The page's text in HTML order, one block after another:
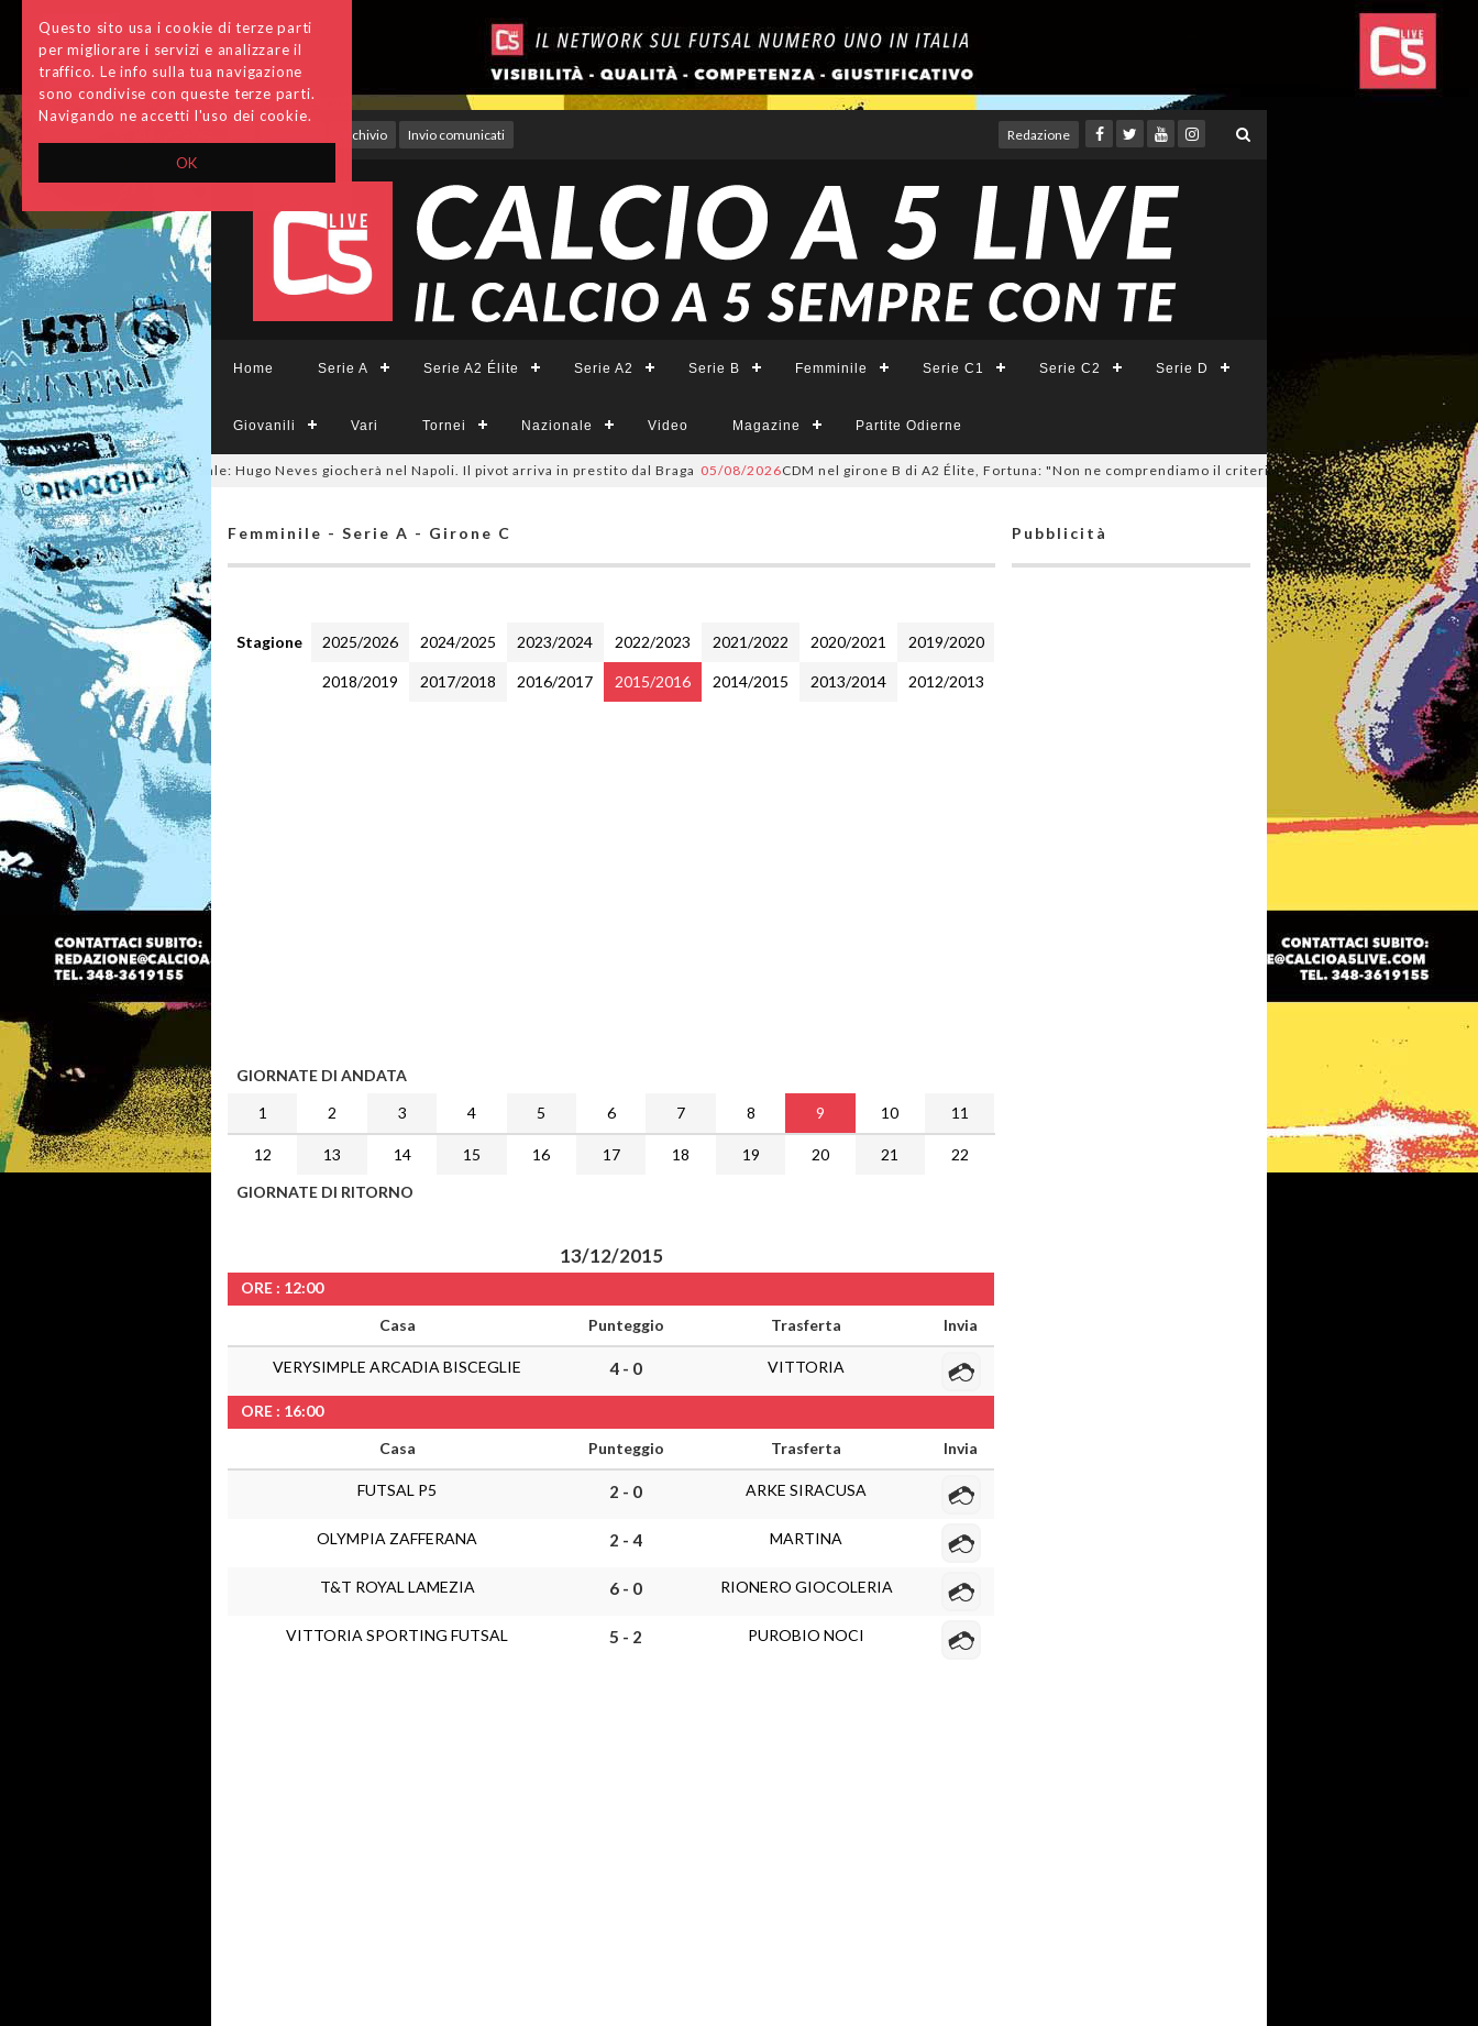
OK
Questo sito usa i cookie di terze parti
per migliorare i servizi e analizzare il
traffico. Le info sulla tua navigazione
sono condivise con queste terze parti.
Navigando ne accetti l'uso dei cookie.
Archivio Invio comunicati Redazione
Home Serie A Serie A2 Élite Serie A2 Serie B Femminile Serie C1 Serie C2 Serie D
Giovanili Vari Tornei Nazionale Video Magazine Partite Odierne
ora è ufficiale: Hugo Neves giocherà nel Napoli. Il pivot arriva in prestito dal Braga 05/08/2026CDM nel girone B di A2 Élite, Fortuna: "Non ne comprendiamo il criterio". E c'è l'ipotesi rinuncia! 04/08/
Femminile - Serie A - Girone C
Stagione 2025/2026 2024/2025 2023/2024 2022/2023 2021/2022 2020/2021 2019/2020
2018/2019 2017/2018 2016/2017 2015/2016 2014/2015 2013/2014 2012/2013
GIORNATE DI ANDATA
1
2 3 4 5 6 7 8 9 10 11
12 13 14 15 16 17 18 19 20 21
22
GIORNATE DI RITORNO
13/12/2015
ORE : 12:00
Casa
Punteggio Trasferta Invia
VERYSIMPLE ARCADIA BISCEGLIE 4 - 0 VITTORIA
ORE : 16:00
Casa
Punteggio Trasferta Invia
FUTSAL P5 2 - 0 ARKE SIRACUSA
OLYMPIA ZAFFERANA 2 - 4 MARTINA
T&T ROYAL LAMEZIA 6 - 0 RIONERO GIOCOLERIA
VITTORIA SPORTING FUTSAL 5 - 2 PUROBIO NOCI
Pubblicità